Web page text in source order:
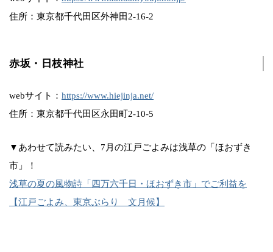
住所：東京都千代田区外神田2-16-2
赤坂・日枝神社
webサイト： https://www.hiejinja.net/
住所：東京都千代田区永田町2-10-5
▼あわせて読みたい、7月の江戸ごよみは浅草の「ほおずき
市」！
浅草の夏の風物詩「四万六千日・ほおずき市」でご利益を
【江戸ごよみ、東京ぶらり 文月候】